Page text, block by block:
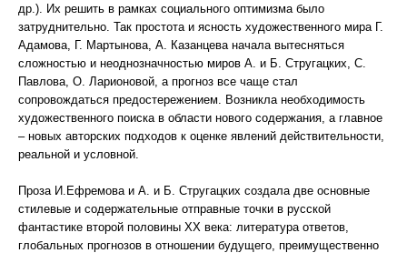
др.). Их решить в рамках социального оптимизма было
затруднительно. Так простота и ясность художественного мира Г.
Адамова, Г. Мартынова, А. Казанцева начала вытесняться
сложностью и неоднозначностью миров А. и Б. Стругацких, С.
Павлова, О. Ларионовой, а прогноз все чаще стал
сопровождаться предостережением. Возникла необходимость
художественного поиска в области нового содержания, а главное
– новых авторских подходов к оценке явлений действительности,
реальной и условной.
Проза И.Ефремова и А. и Б. Стругацких создала две основные
стилевые и содержательные отправные точки в русской
фантастике второй половины ХХ века: литература ответов,
глобальных прогнозов в отношении будущего, преимущественно